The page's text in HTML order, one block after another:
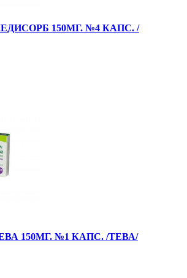
150МГ. №4 КАПС. /
150МГ. №1 КАПС. /ТЕВА/